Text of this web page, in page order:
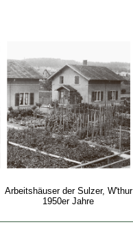
Arbeitshäuser der Sulzer, W'thur
1950er Jahre